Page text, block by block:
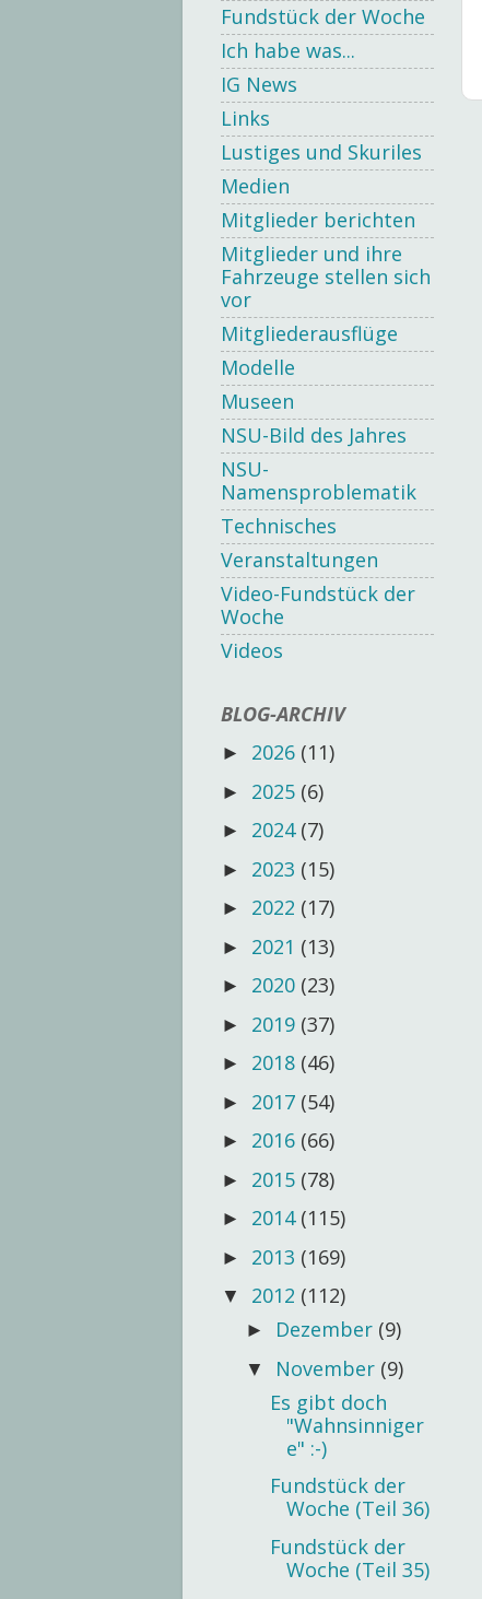
Fundstück der Woche
Ich habe was...
IG News
Links
Lustiges und Skuriles
Medien
Mitglieder berichten
Mitglieder und ihre
Fahrzeuge stellen sich
vor
Mitgliederausflüge
Modelle
Museen
NSU-Bild des Jahres
NSU-
Namensproblematik
Technisches
Veranstaltungen
Video-Fundstück der
Woche
Videos
BLOG-ARCHIV
► 2026 (11)
► 2025 (6)
► 2024 (7)
► 2023 (15)
► 2022 (17)
► 2021 (13)
► 2020 (23)
► 2019 (37)
► 2018 (46)
► 2017 (54)
► 2016 (66)
► 2015 (78)
► 2014 (115)
► 2013 (169)
▼ 2012 (112)
► Dezember (9)
▼ November (9)
Es gibt doch
"Wahnsinniger
e" :-)
Fundstück der
Woche (Teil 36)
Fundstück der
Woche (Teil 35)